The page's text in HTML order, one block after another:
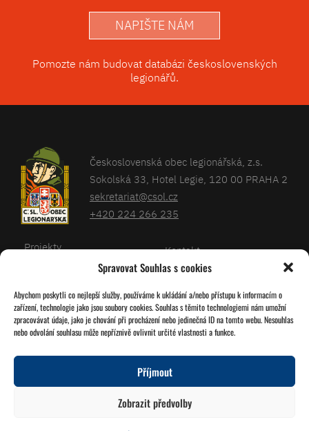
Spravovat Souhlas s cookies
Abychom poskytli co nejlepší služby, používáme k ukládání a/nebo přístupu k informacím o
zařízení, technologie jako jsou soubory cookies. Souhlas s těmito technologiemi nám umožní
zpracovávat údaje, jako je chování při procházení nebo jedinečná ID na tomto webu. Nesouhlas
nebo odvolání souhlasu může nepříznivě ovlivnit určité vlastnosti a funkce.
Příjmout
Zobrazit předvolby
NAPIŠTE NÁM
Pomozte nám budovat databázi československých
legionářů.
Československá obec legionářská, z.s.
Sokolská 33, Hotel Legie, 120 00 PRAHA 2
sekretariat@csol.cz
+420 224 266 235
Sledujte nás!
Projekty
Kalendář
O nás
Kontakt
Databáze legionářů
Pro členy
Zásady cookies